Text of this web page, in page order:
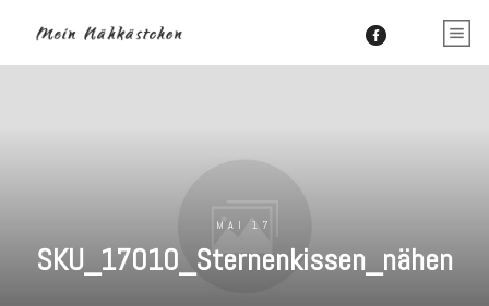
MAI 17
SKU_17010_Sternenkissen_nähen